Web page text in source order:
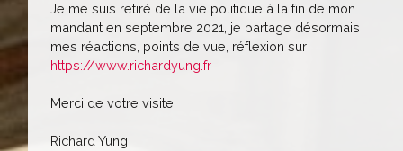
Je me suis retiré de la vie politique à la fin de mon
mandant en septembre 2021, je partage désormais
mes réactions, points de vue, réflexion sur
https://www.richardyung.fr
Merci de votre visite.
Richard Yung